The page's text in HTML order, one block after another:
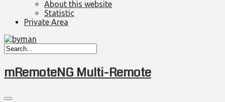
About this website
Statistic
Private Area
mRemoteNG Multi-Remote